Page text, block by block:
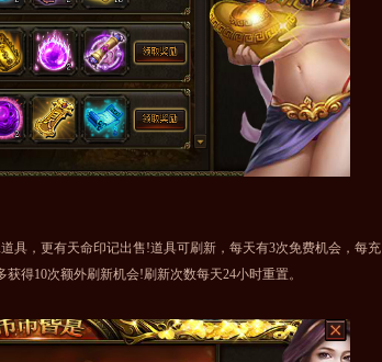
，更有天命印记出售!道具可刷新，每天有3次免费机会，每充
得10次额外刷新机会!刷新次数每天24小时重置。